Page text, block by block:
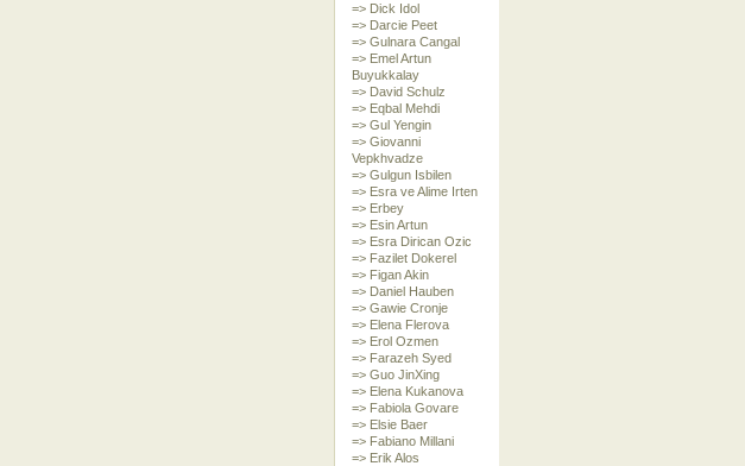
=> Dick Idol
=> Darcie Peet
=> Gulnara Cangal
=> Emel Artun
Buyukkalay
=> David Schulz
=> Eqbal Mehdi
=> Gul Yengin
=> Giovanni
Vepkhvadze
=> Gulgun Isbilen
=> Esra ve Alime Irten
=> Erbey
=> Esin Artun
=> Esra Dirican Ozic
=> Fazilet Dokerel
=> Figan Akin
=> Daniel Hauben
=> Gawie Cronje
=> Elena Flerova
=> Erol Ozmen
=> Farazeh Syed
=> Guo JinXing
=> Elena Kukanova
=> Fabiola Govare
=> Elsie Baer
=> Fabiano Millani
=> Erik Alos